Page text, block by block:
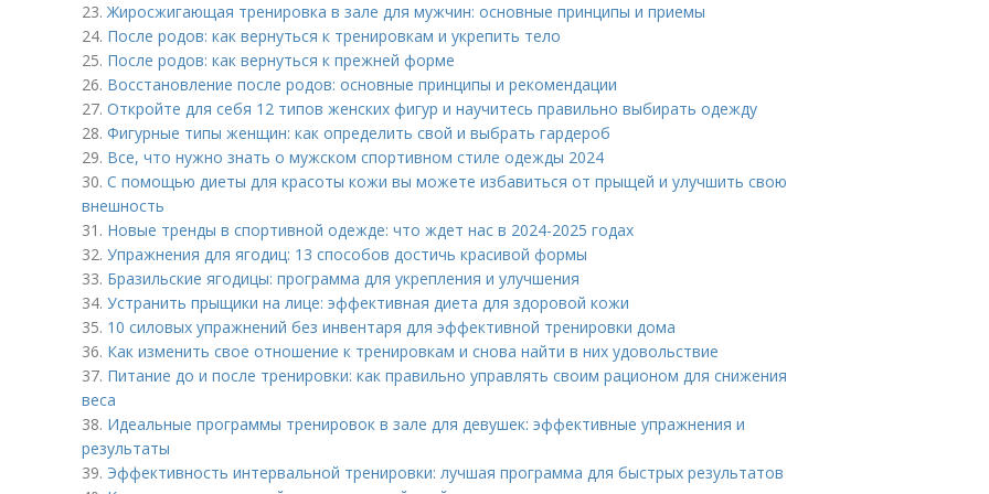
23.Жиросжигающая тренировка в зале для мужчин: основные принципы и приемы
24. После родов: как вернуться к тренировкам и укрепить тело
25. После родов: как вернуться к прежней форме
26. Восстановление после родов: основные принципы и рекомендации
27. Откройте для себя 12 типов женских фигур и научитесь правильно выбирать одежду
28. Фигурные типы женщин: как определить свой и выбрать гардероб
29. Все, что нужно знать о мужском спортивном стиле одежды 2024
30. С помощью диеты для красоты кожи вы можете избавиться от прыщей и улучшить свою
внешность
31. Новые тренды в спортивной одежде: что ждет нас в 2024-2025 годах
32. Упражнения для ягодиц: 13 способов достичь красивой формы
33. Бразильские ягодицы: программа для укрепления и улучшения
34. Устранить прыщики на лице: эффективная диета для здоровой кожи
35. 10 силовых упражнений без инвентаря для эффективной тренировки дома
36. Как изменить свое отношение к тренировкам и снова найти в них удовольствие
37. Питание до и после тренировки: как правильно управлять своим рационом для снижения
веса
38. Идеальные программы тренировок в зале для девушек: эффективные упражнения и
результаты
39. Эффективность интервальной тренировки: лучшая программа для быстрых результатов